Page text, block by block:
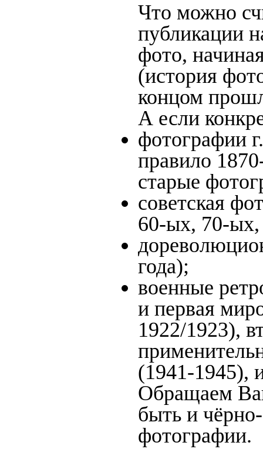
Что можно
публикации
фото,
(история
концом
А если
фотографии
правило
старые
советская
60-ых, 70-ых,
года);
военные
и первая
1922/1923),
(1941-1945),
Обращаем
быть и
фотографии.